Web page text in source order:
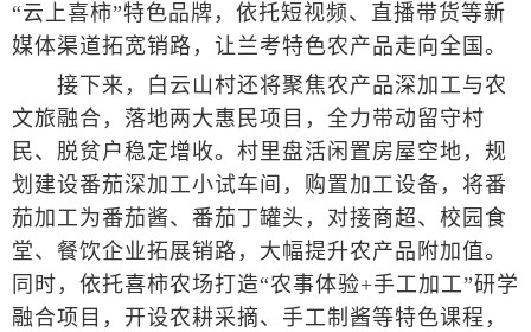
“云上喜柿”特色品牌，依托短视频、直播带货等新
媒体渠道拓宽销路，让兰考特色农产品走向全国。
接下来，白云山村还将聚焦农产品深加工与农
文旅融合，落地两大惠民项目，全力带动留守村
民、脱贫户稳定增收。村里盘活闲置房屋空地，规
划建设番茄深加工小试车间，购置加工设备，将番
茄加工为番茄酱、番茄丁罐头，对接商超、校园食
堂、餐饮企业拓展销路，大幅提升农产品附加值。
同时，依托喜柿农场打造“农事体验+手工加工”研学
融合项目，开设农耕采摘、手工制酱等特色课程，